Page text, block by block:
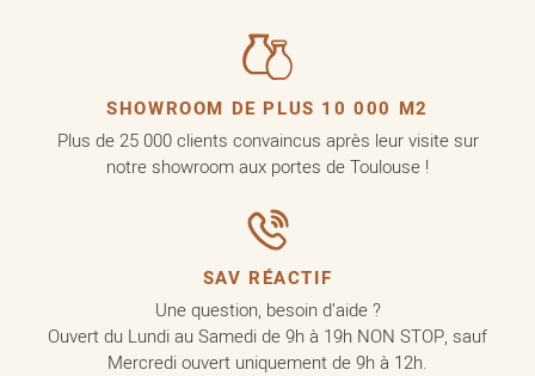
SHOWROOM DE PLUS 10 000 M2
Plus de 25 000 clients convaincus après leur visite sur
notre showroom aux portes de Toulouse !
SAV RÉACTIF
Une question, besoin d’aide ?
Ouvert du Lundi au Samedi de 9h à 19h NON STOP, sauf
Mercredi ouvert uniquement de 9h à 12h.